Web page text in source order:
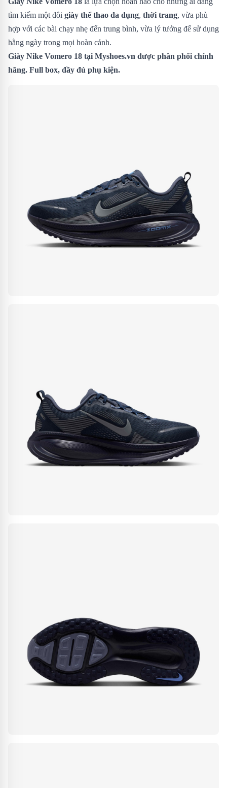
tìm kiếm một đôi giày thể thao đa dụng, thời trang, vừa phù
hợp với các bài chạy nhẹ đến trung bình, vừa lý tưởng để sử dụng
hằng ngày trong mọi hoàn cảnh.
Giày Nike Vomero 18 tại Myshoes.vn được phân phối chính
hãng. Full box, đầy đủ phụ kiện.